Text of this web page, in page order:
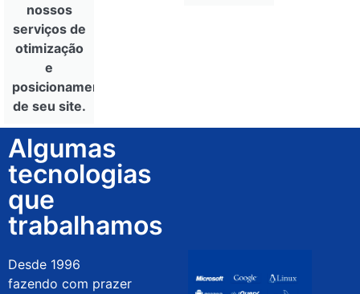
nossos
serviços de
otimização
e
posicionamento
de seu site.
Algumas
tecnologias
que
trabalhamos
Desde 1996
fazendo com prazer